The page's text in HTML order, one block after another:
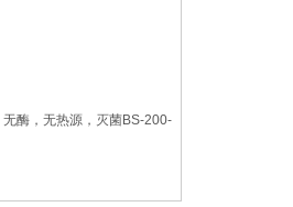
酶，无热源，灭菌BS-200-